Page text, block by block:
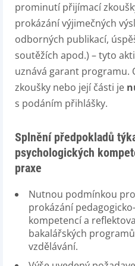
prominutí přijímací
prokázání výjimečných
odborných publikací,
soutěžích apod.) – tyto
uznává garant
zkoušky nebo její části je
s podáním přihlášky.
Splnění předpokladů
psychologických
praxe
Nutnou podmínkou
prokázání
kompetencí a
bakalářských
vzdělávání.